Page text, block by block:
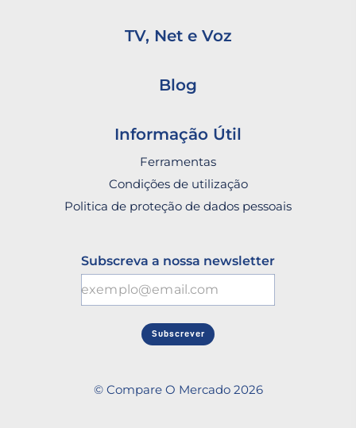
TV, Net e Voz
Blog
Informação Útil
Ferramentas
Condições de utilização
Politica de proteção de dados pessoais
Subscreva a nossa newsletter
Subscrever
© Compare O Mercado 2026